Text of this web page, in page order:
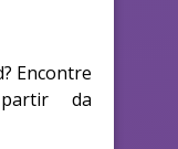
Encontre
da